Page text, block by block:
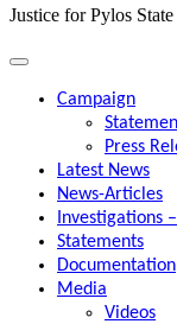
Justice for Pylos
Campaign
Press
Latest News
News-Articles
Investigations
Statements
Documentation
Media
Videos